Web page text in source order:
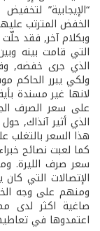
“الإيجابية”
الخفض المترتب
وبكلام آخر, فقد
التي قامت بينه
الذي جرى خفضه,
ولكي يبرر الحاكم
لانها غير مسندة
على سعر الصرف
الذي أثير آنذاك,
هذا السعر
كما لعبت نصائح
سعر صرف الليرة.
الإتصالات التي
ومنهم على وجه
صاغية اكثر لدى
اعتمدوها في